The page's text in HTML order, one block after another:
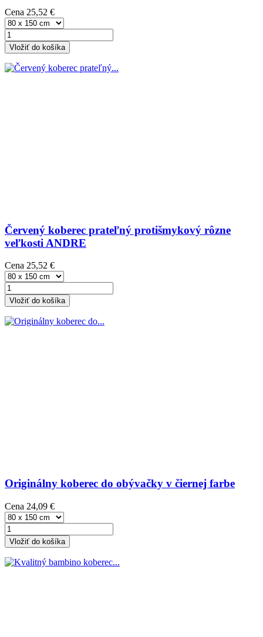
Cena 25,52 €
Vložiť do košíka
Červený koberec prateľný protišmykový rôzne
veľkosti ANDRE
Cena 25,52 €
Vložiť do košíka
Originálny koberec do obývačky v čiernej farbe
Cena 24,09 €
Vložiť do košíka